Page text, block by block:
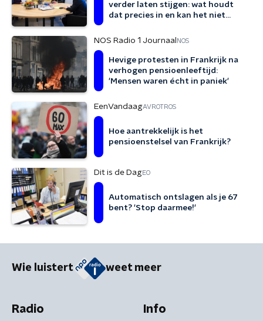
verder laten stijgen: wat houdt
dat precies in en kan het niet
NOS Radio 1 Journaal NOS
Hevige protesten in Frankrijk na
verhogen pensioenleeftijd:
'Mensen waren écht in paniek'
EenVandaagAVROTROS
Hoe aantrekkelijk is het
pensioenstelsel van Frankrijk?
Dit is de DagEO
Automatisch ontslagen als je 67
bent? 'Stop daarmee!'
Wie luistert weet meer
Radio Info